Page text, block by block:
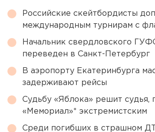
Российские скейтбордисты
международным турнирам с
Начальник свердловского
переведен в Санкт-Петербург
В аэропорту Екатеринбурга
задерживают рейсы
Судьбу «Яблока» решит судья,
«Мемориал»* экстремистским
Среди погибших в страшном